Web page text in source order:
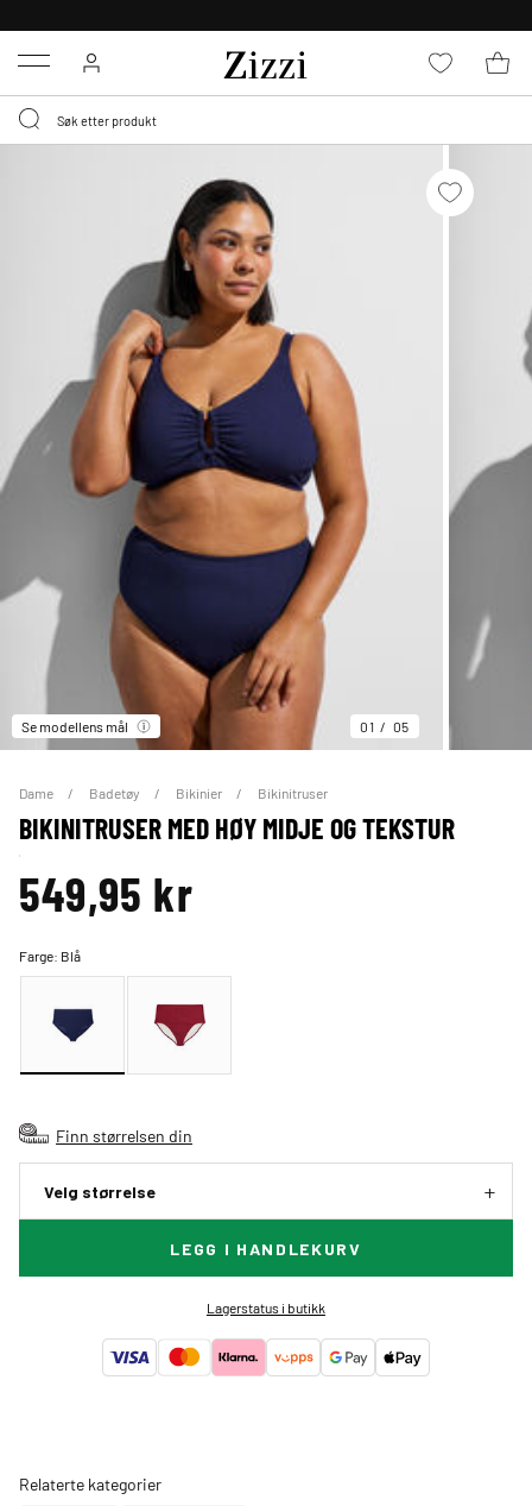
Menu
Se modellens mål 01 05
Dame Badetøy Bikinier Bikinitruser
BIKINITRUSER MED HØY MIDJE OG TEKSTUR
549,95 kr
Farge: Blå
Finn størrelsen din
Velg størrelse
LEGG I HANDLEKURV
Lagerstatus i butikk
Relaterte kategorier